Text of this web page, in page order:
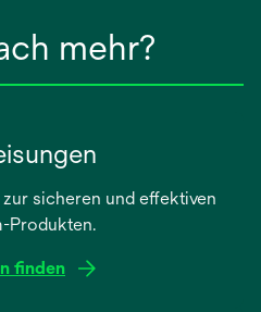
mehr?
sicheren und effektiven
Produkten.
finden